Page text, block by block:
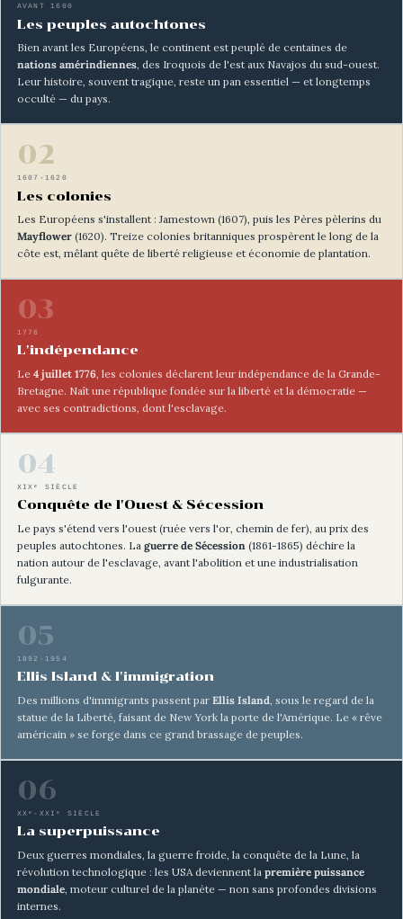
AVANT 1600
Les peuples autochtones
Bien avant les Européens, le continent est peuplé de centaines de
nations amérindiennes, des Iroquois de l'est aux Navajos du sud-ouest.
Leur histoire, souvent tragique, reste un pan essentiel — et longtemps
occulté — du pays.
02
1607-1620
Les colonies
Les Européens s'installent : Jamestown (1607), puis les Pères pèlerins du
Mayflower(1620). Treize colonies britanniques prospèrent le long de la
côte est, mêlant quête de liberté religieuse et économie de plantation.
03
1776
L'indépendance
Le 4 juillet 1776, les colonies déclarent leur indépendance de la Grande-
Bretagne. Naît une république fondée sur la liberté et la démocratie —
avec ses contradictions, dont l'esclavage.
04
XIXᵉ SIÈCLE
Conquête de l'Ouest & Sécession
Le pays s'étend vers l'ouest (ruée vers l'or, chemin de fer), au prix des
peuples autochtones. La guerre de Sécession (1861-1865) déchire la
nation autour de l'esclavage, avant l'abolition et une industrialisation
fulgurante.
05
1892-1954
Ellis Island & l'immigration
Des millions d'immigrants passent par Ellis Island , sous le regard de la
statue de la Liberté, faisant de New York la porte de l'Amérique. Le « rêve
américain » se forge dans ce grand brassage de peuples.
06
XXᵉ-XXIᵉ SIÈCLE
La superpuissance
Deux guerres mondiales, la guerre froide, la conquête de la Lune, la
révolution technologique : les USA deviennent la première puissance
mondiale, moteur culturel de la planète — non sans profondes divisions
internes.